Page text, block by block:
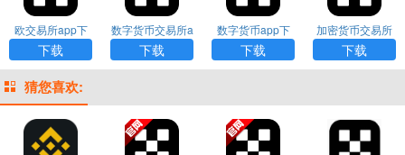
欧交易所app下
载安卓
下载
数字货币交易所a
pp下载
下载
数字货币app下
载
下载
加密货币交易所
下载
下载
猜您喜欢: